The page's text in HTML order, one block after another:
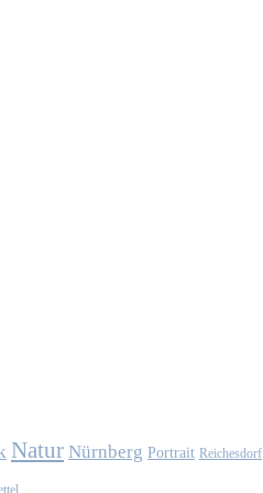
Natur Nürnberg Portrait Reichesdorf